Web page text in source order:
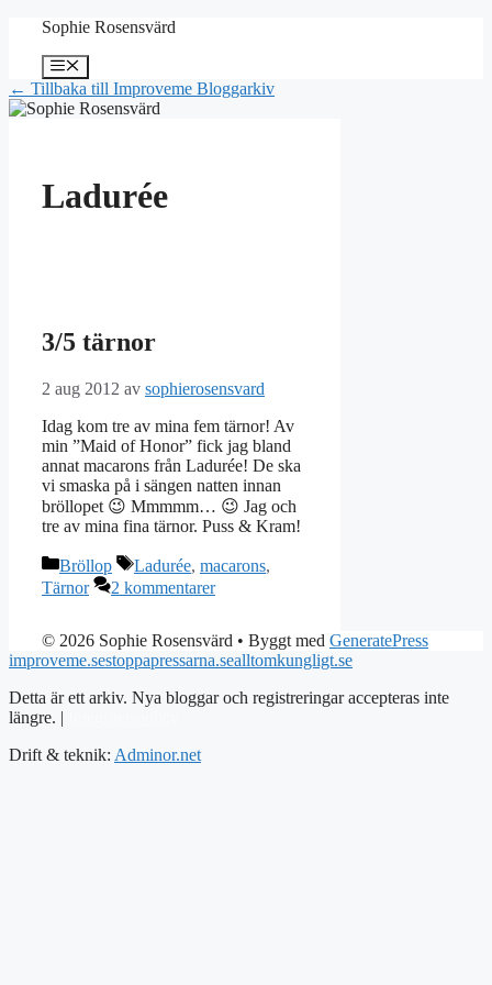
Hoppa
innehåll
Sophie Rosensvärd
Meny
← Tillbaka till Improveme Bloggarkiv
Ladurée
3/5 tärnor
2 aug 2012 av sophierosensvard
Idag kom tre av mina fem tärnor! Av
min ”Maid of Honor” fick jag bland
annat macarons från Ladurée! De ska
vi smaska på i sängen natten innan
bröllopet 😉 Mmmmm… 😉 Jag och
tre av mina fina tärnor. Puss & Kram!
Kategorier
Bröllop Etiketter
Ladurée, macarons,
Tärnor
2 kommentarer
© 2026 Sophie Rosensvärd • Byggt med GeneratePress
improveme.sestoppapressarna.sealltomkungligt.se
Detta är ett arkiv. Nya bloggar och registreringar accepteras inte
längre. |
Drift & teknik: Adminor.net